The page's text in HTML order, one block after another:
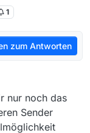
1
zum Antworten
nur noch das
Sender